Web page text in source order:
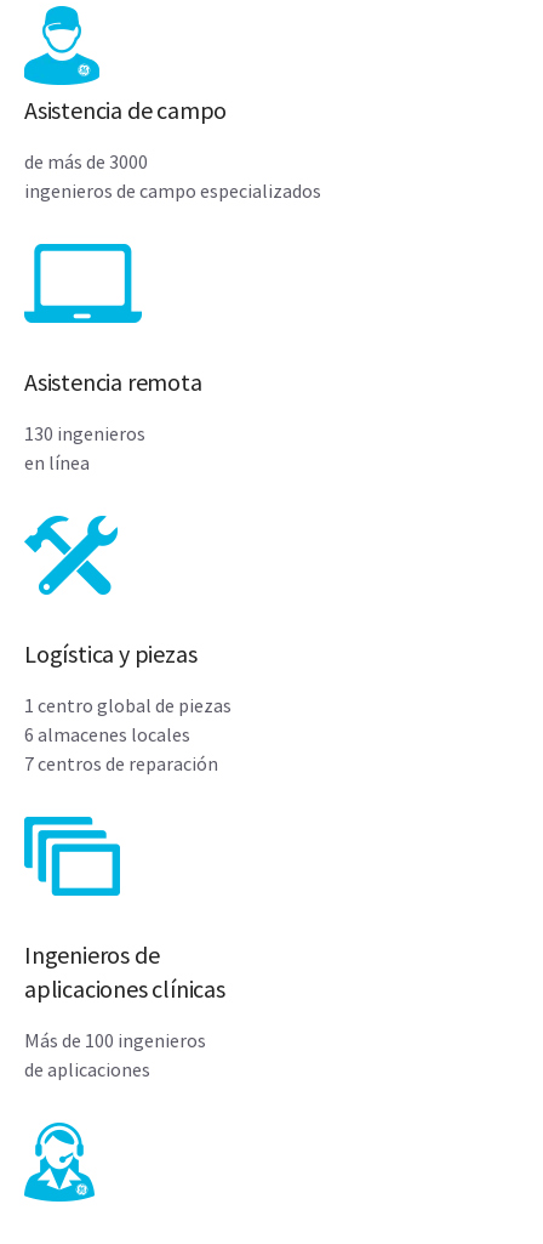
Asistencia de campo
de más de 3000
ingenieros de campo especializados
Asistencia remota
130 ingenieros
en línea
Logística y piezas
1 centro global de piezas
6 almacenes locales
7 centros de reparación
Ingenieros de
aplicaciones clínicas
Más de 100 ingenieros
de aplicaciones